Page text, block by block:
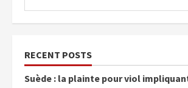
RECENT POSTS
Suède : la plainte pour viol